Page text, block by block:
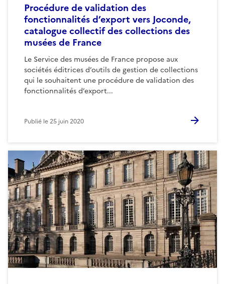
Procédure de validation des
fonctionnalités d’export vers Joconde,
catalogue collectif des collections des
musées de France
Le Service des musées de France propose aux
sociétés éditrices d’outils de gestion de collections
qui le souhaitent une procédure de validation des
fonctionnalités d’export...
Publié le25 juin 2020